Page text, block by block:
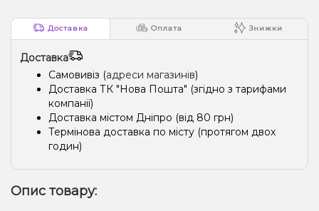
Доставка Оплата Знижки
Доставка
Самовивіз (адреси магазинів)
Доставка ТК "Нова Пошта" (згідно з тарифами
компанії)
Доставка містом Дніпро (від 80 грн)
Термінова доставка по місту (протягом двох
годин)
Опис товару: